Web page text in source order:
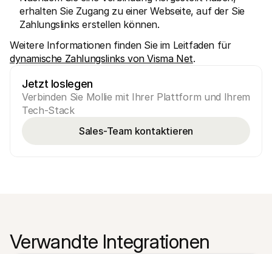
erhalten Sie Zugang zu einer Webseite, auf der Sie
Zahlungslinks erstellen können.
Weitere Informationen finden Sie im Leitfaden für
dynamische Zahlungslinks von Visma Net.
Jetzt loslegen
Verbinden Sie Mollie mit Ihrer Plattform und Ihrem
Tech-Stack
Sales-Team kontaktieren
Verwandte Integrationen